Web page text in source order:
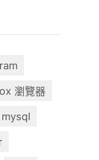
瀏覽器
mysql